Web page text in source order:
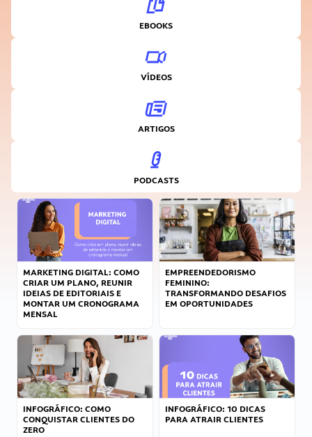
EBOOKS
VÍDEOS
ARTIGOS
PODCASTS
MARKETING DIGITAL: COMO
CRIAR UM PLANO, REUNIR
IDEIAS DE EDITORIAIS E
MONTAR UM CRONOGRAMA
MENSAL
EMPREENDEDORISMO
FEMININO:
TRANSFORMANDO DESAFIOS
EM OPORTUNIDADES
INFOGRÁFICO: COMO
CONQUISTAR CLIENTES DO
ZERO
INFOGRÁFICO: 10 DICAS
PARA ATRAIR CLIENTES